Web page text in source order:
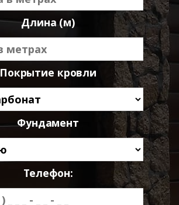
Длина (м)
Покрытие кровли
Фундамент
Телефон: